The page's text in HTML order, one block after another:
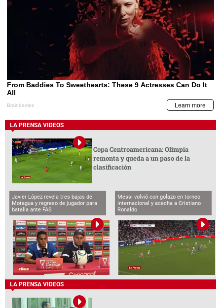
LA PRENSA VIDEOS
Copa Centroamericana: Olimpia
remonta y queda a un paso de la
clasificación
Javier López revela tres bajas de
Motagua y regreso de jugador para
batalla ante FAS
Messi volvió con golazo en torneo
internacional y acecha a Cristiano
Ronaldo
LA PRENSA VIDEOS